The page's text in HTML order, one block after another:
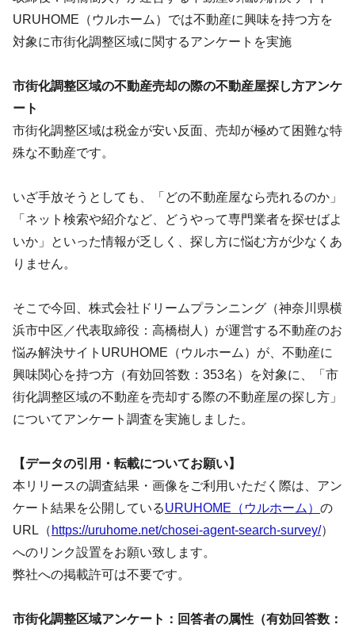
URUHOME（ウルホーム）では不動産に興味を持つ方を
対象に市街化調整区域に関するアンケートを実施
市街化調整区域の不動産売却の際の不動産屋探し方アンケ
ート
市街化調整区域は税金が安い反面、売却が極めて困難な特
殊な不動産です。
いざ手放そうとしても、「どの不動産屋なら売れるのか」
「ネット検索や紹介など、どうやって専門業者を探せばよ
いか」といった情報が乏しく、探し方に悩む方が少なくあ
りません。
そこで今回、株式会社ドリームプランニング（神奈川県横
浜市中区／代表取締役：高橋樹人）が運営する不動産のお
悩み解決サイトURUHOME（ウルホーム）が、不動産に
興味関心を持つ方（有効回答数：353名）を対象に、「市
街化調整区域の不動産を売却する際の不動産屋の探し方」
についてアンケート調査を実施しました。
【データの引用・転載についてお願い】
本リリースの調査結果・画像をご利用いただく際は、アン
ケート結果を公開しているURUHOME（ウルホーム） の
URL（ https://uruhome.net/chosei-agent-search-survey/）
へのリンク設置をお願い致します。
弊社への掲載許可は不要です。
市街化調整区域アンケート：回答者の属性（有効回答数：